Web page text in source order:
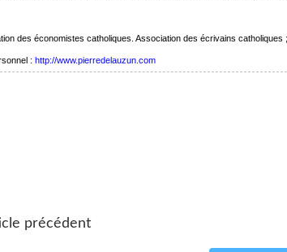
des économistes catholiques. Association des écrivains catholiques
: http://www.pierredelauzun.com
précédent